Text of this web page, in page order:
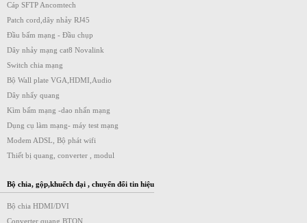
Cáp SFTP Ancomtech
Patch cord,dây nhảy RJ45
Đầu bấm mạng - Đầu chụp
Dây nhảy mạng cat8 Novalink
Switch chia mạng
Bộ Wall plate VGA,HDMI,Audio
Dây nhẩy quang
Kìm bấm mạng -dao nhấn mạng
Dụng cụ làm mạng- máy test mạng
Modem ADSL, Bộ phát wifi
Thiết bị quang, converter , modul
Bộ chia, gộp,khuếch đại , chuyển đổi tin hiệu
Bộ chia HDMI/DVI
Converter quang BTON